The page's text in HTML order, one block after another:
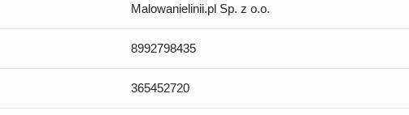
Malowanielinii.pl Sp. z o.o.
8992798435
365452720